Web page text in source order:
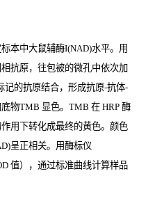
本中大鼠辅酶I(NAD)水平。用
抗原，往包被的微孔中依次加
记的抗原结合，形成抗原-抗体-
物TMB 显色。 TMB 在 HRP 酶
用下转化成最终的黄色。颜色
呈正相关。用酶标仪
值），通过标准曲线计算样品